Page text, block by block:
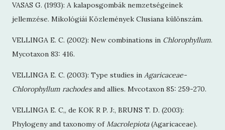
VASAS G. (1993): A kalaposgombák nemzetségeinek
jellemzése. Mikológiái Közlemények Clusiana különszám.
VELLINGA E. C. (2002): New combinations in Chlorophyllum.
Mycotaxon 83: 416.
VELLINGA E. C. (2003): Type studies in Agaricaceae-
Chlorophyllum rachodesand allies. Mvcotaxon 85: 259-270.
VELLINGA E. C„ de KOK R P. J:, BRUNS T. D. (2003):
Phylogeny and taxonomy ofMacrolepiota(Agaricaceae).